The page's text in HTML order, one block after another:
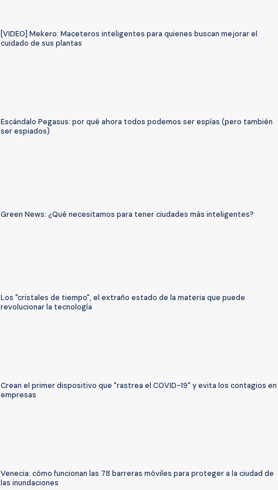
[VIDEO] Mekero: Maceteros inteligentes para quienes buscan mejorar el
cuidado de sus plantas
Escándalo Pegasus: por qué ahora todos podemos ser espías (pero también
ser espiados)
Green News: ¿Qué necesitamos para tener ciudades más inteligentes?
Los "cristales de tiempo", el extraño estado de la materia que puede
revolucionar la tecnología
Crean el primer dispositivo que "rastrea el COVID-19" y evita los contagios en
empresas
Venecia: cómo funcionan las 78 barreras móviles para proteger a la ciudad de
las inundaciones